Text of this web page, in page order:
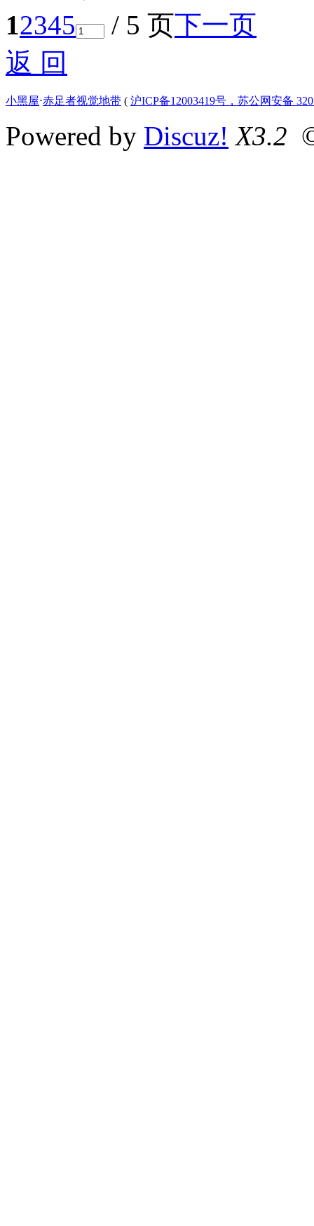
12345 / 5 页下一页
返 回
小黑屋⋅赤足者视觉地带 ( 沪ICP备12003419号，苏公网安备
Powered by Discuz! X3.2